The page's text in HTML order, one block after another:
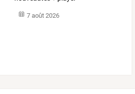
7 août 2026